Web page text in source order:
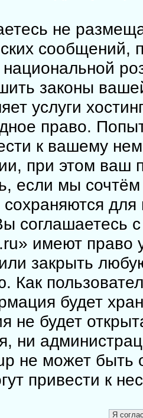
не
сообщений,
национальной
законы
услуги
право.
к вашему
при этом ваш
если мы
для
соглашаетесь
имеют право
закрыть
Как
будет
не будет
ни
не может быть
привести к